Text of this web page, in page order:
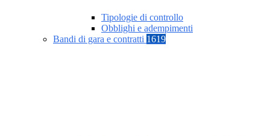
Tipologie di controllo
Obblighi e adempimenti
Bandi di gara e contratti 1619